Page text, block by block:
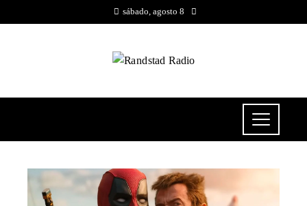
sábado, agosto 8